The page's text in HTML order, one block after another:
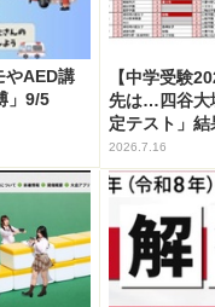
やAED講
」9/5
【中学受験
先は…四谷大
定テスト」結
2026.7.16